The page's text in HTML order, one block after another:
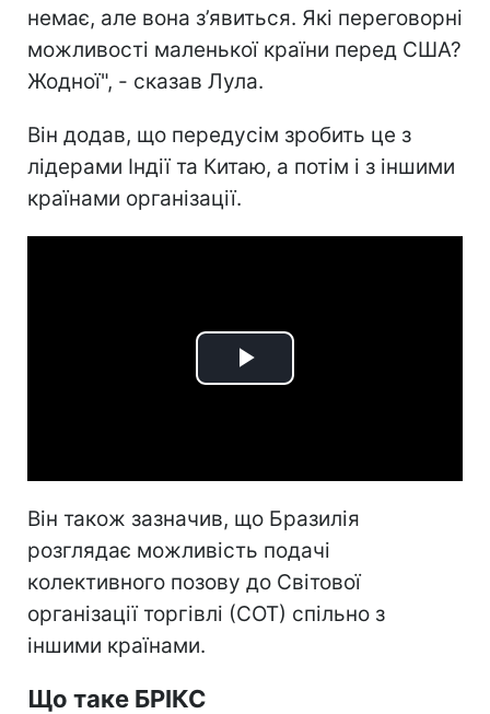
немає, але вона з’явиться. Які переговорні
можливості маленької країни перед США?
Жодної", - сказав Лула.
Він додав, що передусім зробить це з
лідерами Індії та Китаю, а потім і з іншими
країнами організації.
Play
Він також зазначив, що Бразилія
розглядає можливість подачі
колективного позову до Світової
організації торгівлі (СОТ) спільно з
іншими країнами.
Що таке БРІКС